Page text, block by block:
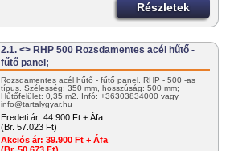
Részletek
2.1. <> RHP 500 Rozsdamentes acél hűtő -
fűtő panel;
Rozsdamentes acél hűtő - fűtő panel. RHP - 500 -as
típus. Szélesség: 350 mm, hosszúság: 500 mm;
Hűtőfelület: 0,35 m2. Infó: +36303834000 vagy
info@tartalygyar.hu
Eredeti ár: 44.900 Ft + Áfa
(Br. 57.023 Ft)
Akciós ár: 39.900 Ft + Áfa